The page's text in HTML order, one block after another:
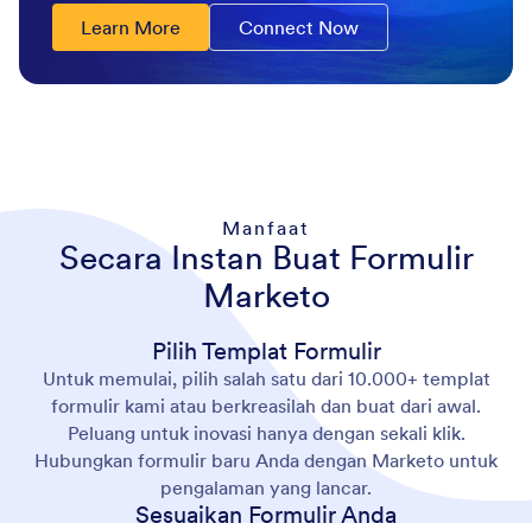
Learn More Connect Now
Manfaat
Secara Instan Buat Formulir
Marketo
Pilih Templat Formulir
Untuk memulai, pilih salah satu dari 10.000+ templat
formulir kami atau berkreasilah dan buat dari awal.
Peluang untuk inovasi hanya dengan sekali klik.
Hubungkan formulir baru Anda dengan Marketo untuk
pengalaman yang lancar.
Sesuaikan Formulir Anda